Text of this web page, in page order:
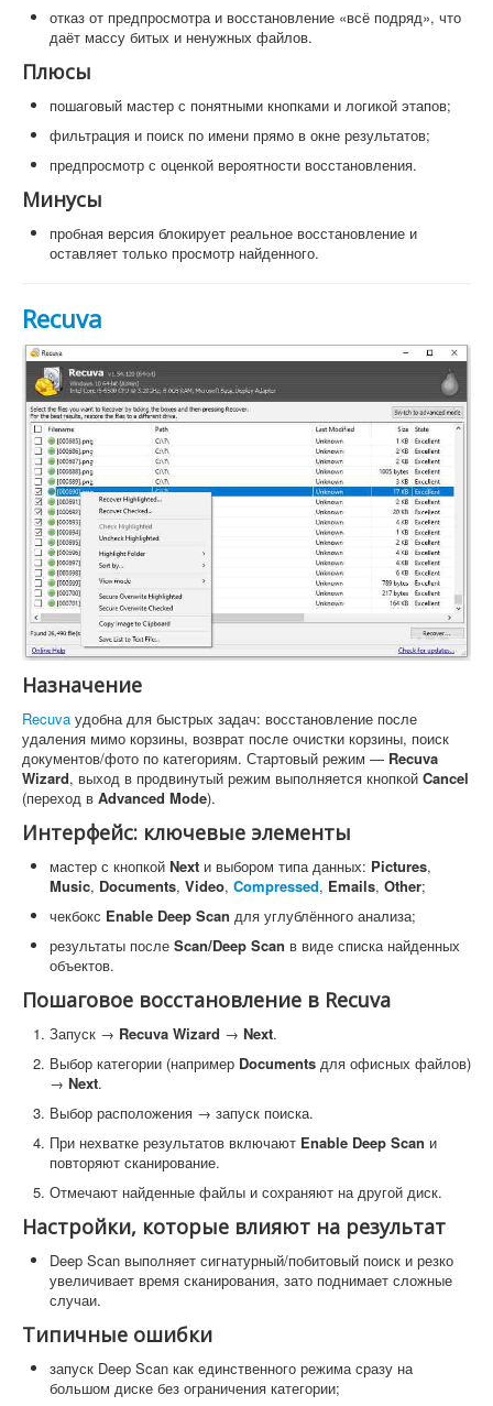
отказ от предпросмотра и восстановление «всё подряд», что
даёт массу битых и ненужных файлов.
Плюсы
пошаговый мастер с понятными кнопками и логикой этапов;
фильтрация и поиск по имени прямо в окне результатов;
предпросмотр с оценкой вероятности восстановления.
Минусы
пробная версия блокирует реальное восстановление и
оставляет только просмотр найденного.
Recuva
Назначение
Recuva удобна для быстрых задач: восстановление после
удаления мимо корзины, возврат после очистки корзины, поиск
документов/фото по категориям. Стартовый режим — Recuva
Wizard, выход в продвинутый режим выполняется кнопкой Cancel
(переход в Advanced Mode).
Интерфейс: ключевые элементы
мастер с кнопкой Next и выбором типа данных: Pictures,
Music, Documents, Video, Compressed, Emails, Other;
чекбокс Enable Deep Scan для углублённого анализа;
результаты после Scan/Deep Scan в виде списка найденных
объектов.
Пошаговое восстановление в Recuva
Запуск → Recuva Wizard → Next.
Выбор категории (например Documents для офисных файлов)
→ Next.
Выбор расположения → запуск поиска.
При нехватке результатов включают Enable Deep Scan и
повторяют сканирование.
Отмечают найденные файлы и сохраняют на другой диск.
Настройки, которые влияют на результат
Deep Scan выполняет сигнатурный/побитовый поиск и резко
увеличивает время сканирования, зато поднимает сложные
случаи.
Типичные ошибки
запуск Deep Scan как единственного режима сразу на
большом диске без ограничения категории;